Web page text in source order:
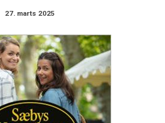
27. marts 2025